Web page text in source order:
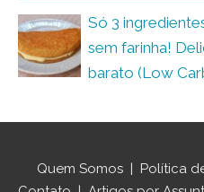
Só 3
sem farinha!
barato (Low
Quem Somos Política